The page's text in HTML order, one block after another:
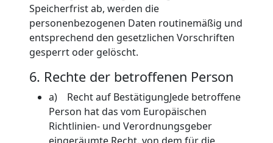
Speicherfrist ab, werden die
personenbezogenen Daten routinemäßig und
entsprechend den gesetzlichen Vorschriften
gesperrt oder gelöscht.
6. Rechte der betroffenen Person
a) Recht auf BestätigungJede betroffene
Person hat das vom Europäischen
Richtlinien- und Verordnungsgeber
eingeräumte Recht, von dem für die